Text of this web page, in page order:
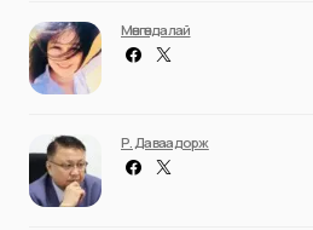
Мөнгөндалай
Р. Даваадорж